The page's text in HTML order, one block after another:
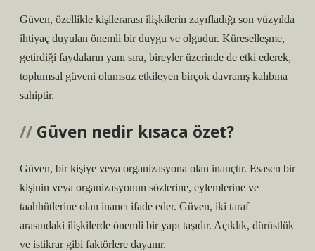
Güven, özellikle kişilerarası ilişkilerin zayıfladığı son yüzyılda
ihtiyaç duyulan önemli bir duygu ve olgudur. Küreselleşme,
getirdiği faydaların yanı sıra, bireyler üzerinde de etki ederek,
toplumsal güveni olumsuz etkileyen birçok davranış kalıbına
sahiptir.
Güven nedir kısaca özet?
Güven, bir kişiye veya organizasyona olan inançtır. Esasen bir
kişinin veya organizasyonun sözlerine, eylemlerine ve
taahhütlerine olan inancı ifade eder. Güven, iki taraf
arasındaki ilişkilerde önemli bir yapı taşıdır. Açıklık, dürüstlük
ve istikrar gibi faktörlere dayanır.